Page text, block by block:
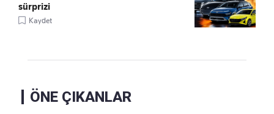
sürprizi
Kaydet
ÖNE ÇIKANLAR